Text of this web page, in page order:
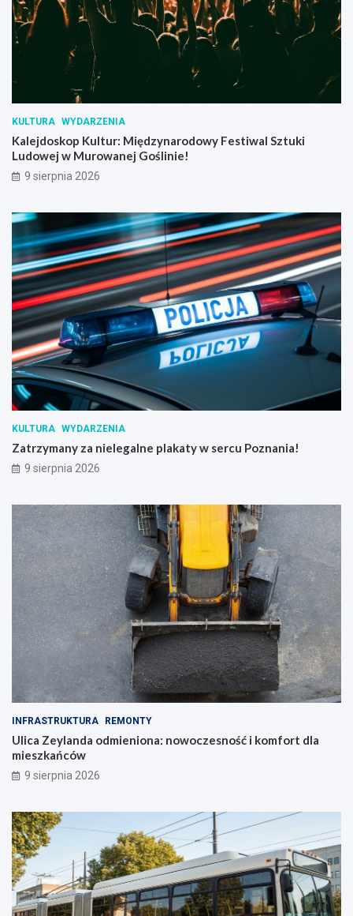
n
ą
p
l
z
n
o
ś
ą
KULTURA WYDARZENIA
Kalejdoskop Kultur: Międzynarodowy Festiwal Sztuki
Ludowej w Murowanej Goślinie!
9 sierpnia 2026
KULTURA WYDARZENIA
Zatrzymany za nielegalne plakaty w sercu Poznania!
9 sierpnia 2026
INFRASTRUKTURA REMONTY
Ulica Zeylanda odmieniona: nowoczesność i komfort dla
mieszkańców
9 sierpnia 2026